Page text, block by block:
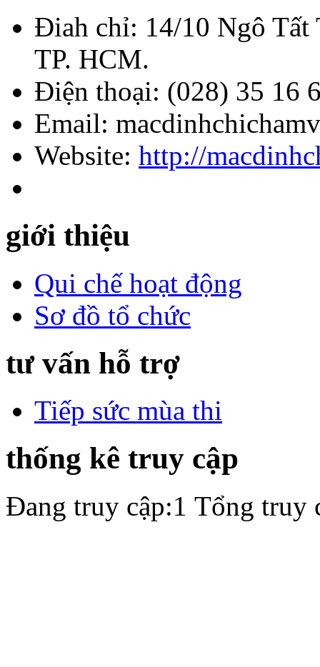
Điah chỉ: 14/10 Ngô Tất
TP. HCM.
Điện thoại: (028) 35 16
Email:
Website: http://
giới thiệu
Qui chế hoạt động
Sơ đồ tổ chức
tư vấn hỗ trợ
Tiếp sức mùa thi
thống kê truy cập
Đang truy cập:1 Tổng truy